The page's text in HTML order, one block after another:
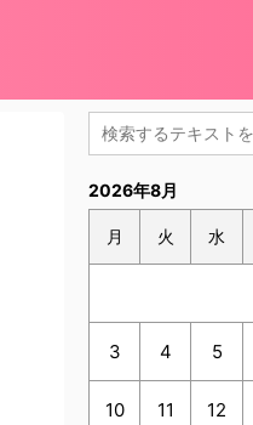
2026年8月
月 火 水
3 4 5
10 11 12